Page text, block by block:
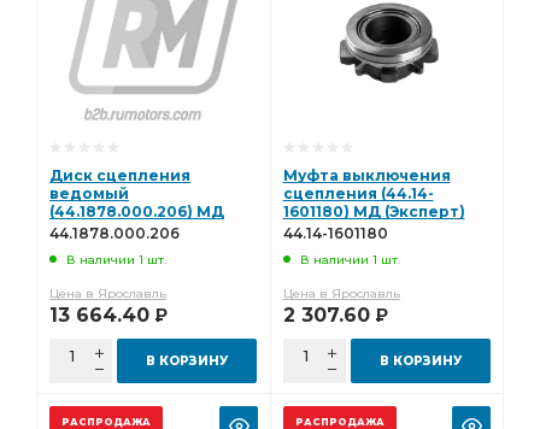
Диск сцепления
ведомый
(44.1878.000.206) МД
(Эксперт)
44.1878.000.206
В наличии 1 шт.
Цена в Ярославль
13 664.40 Р
В КОРЗИНУ
Муфта выключения
сцепления (44.14-
1601180) МД (Эксперт)
44.14-1601180
44.14-1601180
В наличии 1 шт.
Цена в Ярославль
2 307.60 Р
В КОРЗИНУ
РАСПРОДАЖА РАСПРОДАЖА